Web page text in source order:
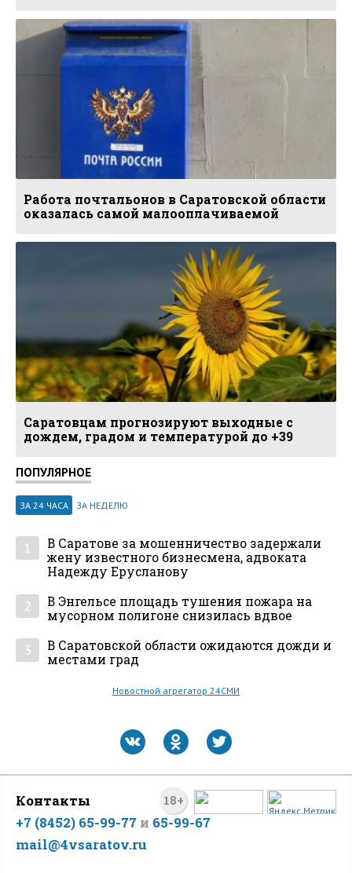
Работа почтальонов в Саратовской области
оказалась самой малооплачиваемой
Саратовцам прогнозируют выходные с
дождем, градом и температурой до +39
ПОПУЛЯРНОЕ
ЗА 24 ЧАСА ЗА НЕДЕЛЮ
1
В Саратове за мошенничество задержали
жену известного бизнесмена, адвоката
Надежду Ерусланову
2
В Энгельсе площадь тушения пожара на
мусорном полигоне снизилась вдвое
3
В Саратовской области ожидаются дожди и
местами град
Новостной агрегатор 24СМИ
18+
Контакты
+7 (8452) 65-99-77 и 65-99-67
mail@4vsaratov.ru